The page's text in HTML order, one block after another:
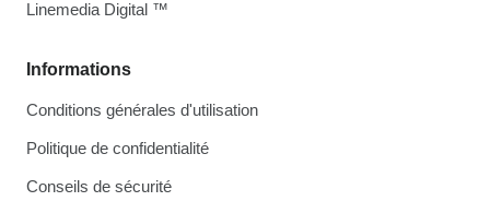
Informations
Conditions générales d'utilisation
Politique de confidentialité
Conseils de sécurité
Linemedia Digital ™